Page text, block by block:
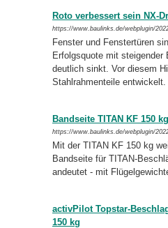
Roto verbessert sein NX-
https://www.baulinks.de/webplugin/
Fenster und Fenstertüren
Erfolgsquote mit
deutlich sinkt. Vor diesem
Stahlrahmenteile entwickelt.
Bandseite TITAN KF 150
https://www.baulinks.de/webplugin/
Mit der TITAN KF 150 kg
Bandseite für TITAN-
andeutet - mit
activPilot Topstar-
150 kg